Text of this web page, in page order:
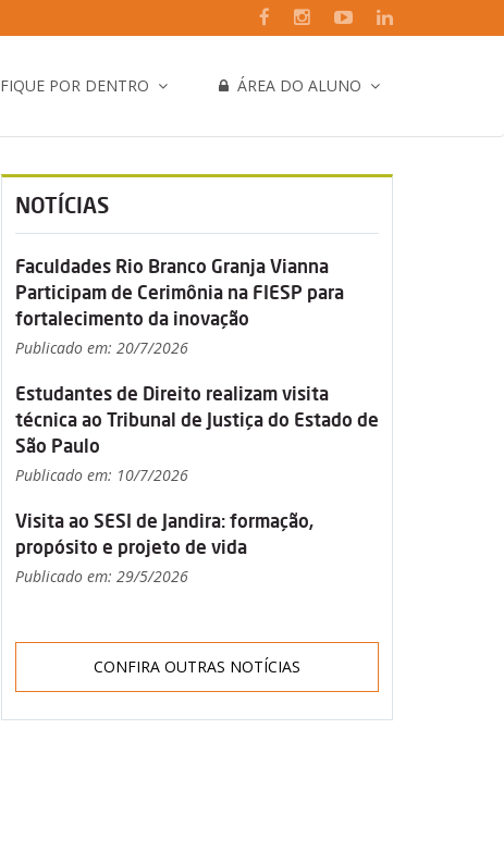
FIQUE POR DENTRO ÁREA DO ALUNO
NOTÍCIAS
Faculdades Rio Branco Granja Vianna
Participam de Cerimônia na FIESP para
fortalecimento da inovação
Publicado em: 20/7/2026
Estudantes de Direito realizam visita
técnica ao Tribunal de Justiça do Estado de
São Paulo
Publicado em: 10/7/2026
Visita ao SESI de Jandira: formação,
propósito e projeto de vida
Publicado em: 29/5/2026
CONFIRA OUTRAS NOTÍCIAS